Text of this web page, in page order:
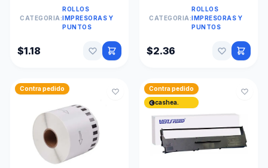
CATEGORIA:
ROLLOS
IMPRESORAS Y
PUNTOS
$1.18
registradora
CATEGORIA:
ROLLOS
IMPRESORAS Y
PUNTOS
$2.36
Contra pedido
Contra pedido
cashea.